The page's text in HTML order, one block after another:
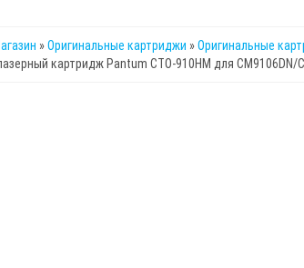
»Оригинальные картриджи »Оригинальные
картридж Pantum CTO-910HM для CM9106DN/